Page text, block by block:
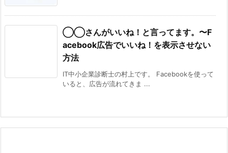
◯◯さんがいいね！と言ってます。〜F
acebook広告でいいね！を表示させない
方法
IT中小企業診断士の村上です。 Facebookを使って
いると、広告が流れてきま ...